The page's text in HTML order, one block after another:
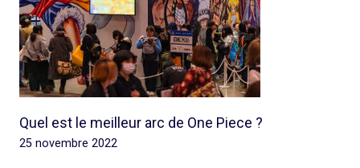
Quel est le meilleur arc de One Piece ?
25 novembre 2022